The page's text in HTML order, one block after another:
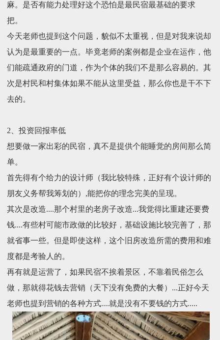
麻。是否有能力处理好这个恐怕是最民宿最基础的要求
把。
今天老师也提到这个问题，貌似不太重视，但是对我来说却
认为是最重要的一点。毕竟老师的案例都是企业在运作，他
们能疏通政府的门道，作为个体的我们不是那么容易的。其
次是村民和村集体如果不能从这里受益，那么你也是干不下
去的。
2、投资回报率低
想要做一家出彩的民宿，真不是提供个能睡觉的房间那么简
单。
首先得有个给力的设计师（我比较特殊，正好有个设计师的
朋友义务帮我筹划的）,能把你的理念完美的呈现。
其次是改造....那个村里的老房子改造...我觉得比重建还要费
钱....有些村可能市政做的比较好，基础设施比较完善了，那
就省事一些。但是即使这样，这个旧房改造所需的费用和难
度都是考验人的。
再有就是运营了，如果民宿不挨着景区，不靠着民俗怎么
做，那就得花钱去营销（天下没有免费的大餐）...正好今天
老师也提到营销的各种方式....就是没有不要钱的方式.....